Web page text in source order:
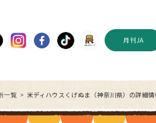
月刊JA
一覧 米ディハウスくげぬま（神奈川県）の詳細情